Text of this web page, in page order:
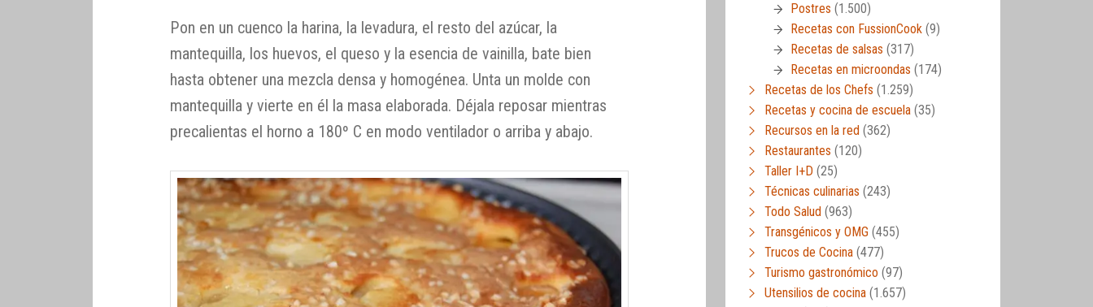
Pon en un cuenco la harina, la levadura, el resto del azúcar, la
mantequilla, los huevos, el queso y la esencia de vainilla, bate bien
hasta obtener una mezcla densa y homogénea. Unta un molde con
mantequilla y vierte en él la masa elaborada. Déjala reposar mientras
precalientas el horno a 180º C en modo ventilador o arriba y abajo.
Postres (1.500)
Recetas con FussionCook (9)
Recetas de salsas (317)
Recetas en microondas (174)
Recetas de los Chefs (1.259)
Recetas y cocina de escuela (35)
Recursos en la red (362)
Restaurantes (120)
Taller I+D (25)
Técnicas culinarias (243)
Todo Salud (963)
Transgénicos y OMG (455)
Trucos de Cocina (477)
Turismo gastronómico (97)
Utensilios de cocina (1.657)